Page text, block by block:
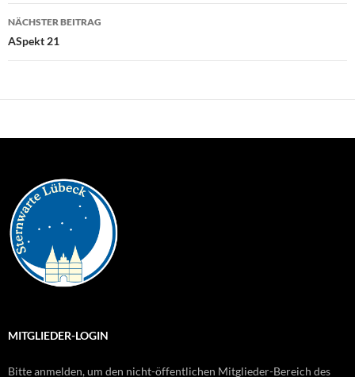
NÄCHSTER BEITRAG
ASpekt 21
MITGLIEDER-LOGIN
Bitte anmelden, um den nicht-öffentlichen Mitglieder-Bereich des